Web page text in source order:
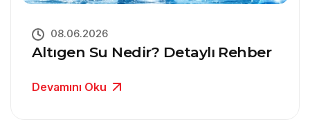
08.06.2026
Altıgen Su Nedir? Detaylı Rehber
Devamını Oku